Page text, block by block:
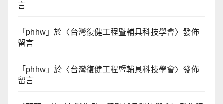
言
「 phhw 」於〈台灣復健工程暨輔具科技學會〉發佈
留言
「 phhw 」於〈台灣復健工程暨輔具科技學會〉發佈
留言